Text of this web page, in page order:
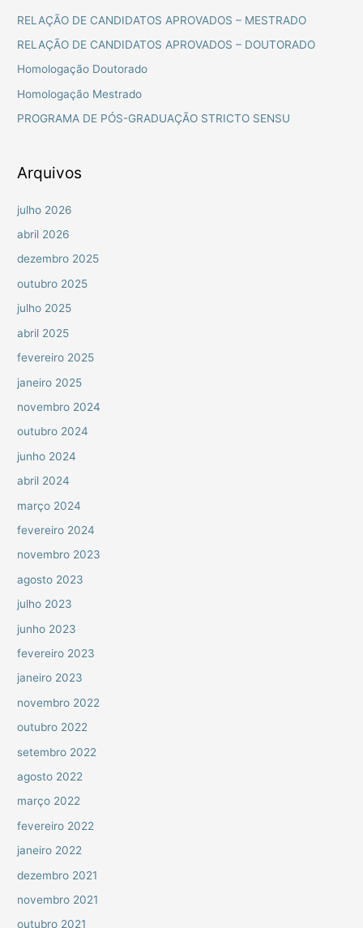
u
r
p
r
RELAÇÃO DE CANDIDATOS APROVADOS – MESTRADO
RELAÇÃO DE CANDIDATOS APROVADOS – DOUTORADO
Homologação Doutorado
Homologação Mestrado
PROGRAMA DE PÓS-GRADUAÇÃO STRICTO SENSU
Arquivos
julho 2026
abril 2026
dezembro 2025
outubro 2025
julho 2025
abril 2025
fevereiro 2025
janeiro 2025
novembro 2024
outubro 2024
junho 2024
abril 2024
março 2024
fevereiro 2024
novembro 2023
agosto 2023
julho 2023
junho 2023
fevereiro 2023
janeiro 2023
novembro 2022
outubro 2022
setembro 2022
agosto 2022
março 2022
fevereiro 2022
janeiro 2022
dezembro 2021
novembro 2021
outubro 2021